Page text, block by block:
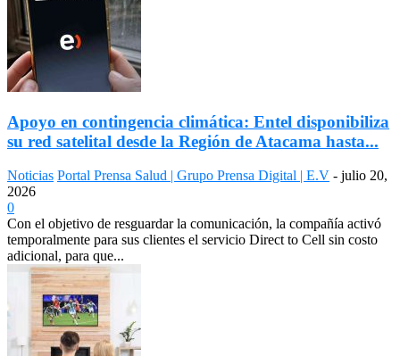
Apoyo en contingencia climática: Entel disponibiliza
su red satelital desde la Región de Atacama hasta...
Noticias Portal Prensa Salud | Grupo Prensa Digital | E.V - julio 20,
2026
0
Con el objetivo de resguardar la comunicación, la compañía activó
temporalmente para sus clientes el servicio Direct to Cell sin costo
adicional, para que...